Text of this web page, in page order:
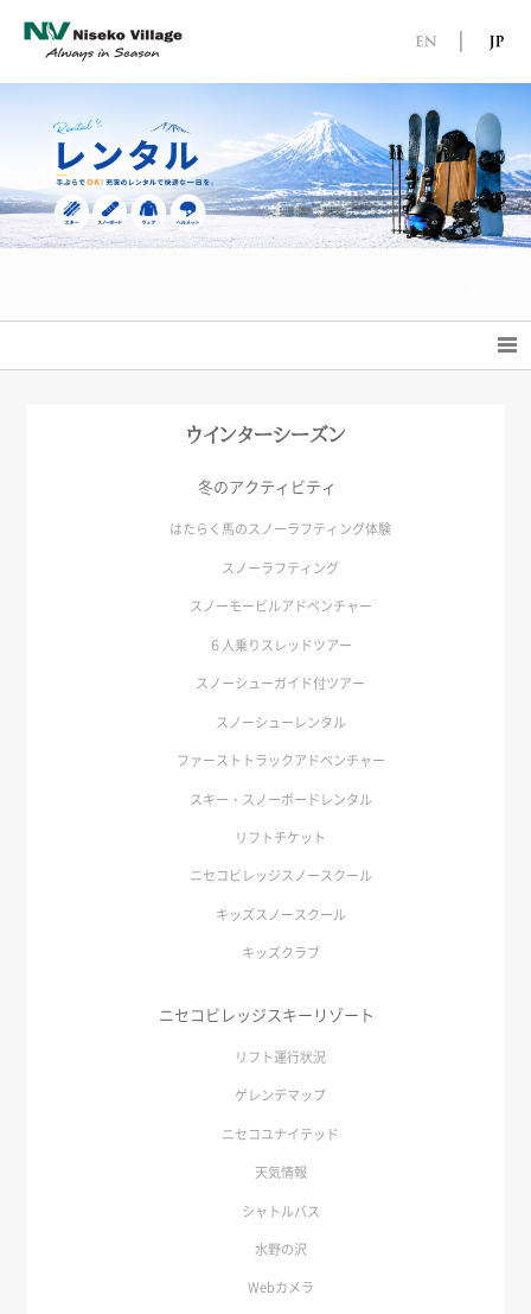
ウインターシーズン
冬のアクティビティ
はたらく馬のスノーラフティング体験
スノーラフティング
スノーモービルアドベンチャー
６人乗りスレッドツアー
スノーシューガイド付ツアー
スノーシューレンタル
ファーストトラックアドベンチャー
スキー・スノーボードレンタル
リフトチケット
ニセコビレッジスノースクール
キッズスノースクール
キッズクラブ
ニセコビレッジスキーリゾート
リフト運行状況
ゲレンデマップ
ニセコユナイテッド
天気情報
シャトルバス
水野の沢
Webカメラ